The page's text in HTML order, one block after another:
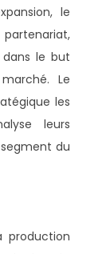
le
le but
Le
les
leurs
du
production